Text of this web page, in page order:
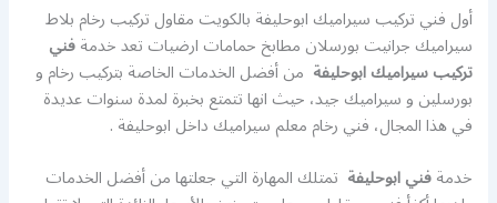
أول فني تركيب سيراميك ابوحليفة بالكويت مقاول تركيب رخام بلاط
سيراميك جرانيت بورسلان مطابخ حمامات ارضيات تعد خدمةفني
تركيب سيراميك ابوحليفة من أفضل الخدمات الخاصة بتركيب رخام و
بورسلين و سيراميك جيد، حيث انها تتمتع بخبرة لمدة سنوات عديدة
في هذا المجال، فني رخام معلم سيراميك داخل ابوحليفة .
خدمةفني ابوحليفة تمتلك المهارة التي جعلتها من أفضل الخدمات